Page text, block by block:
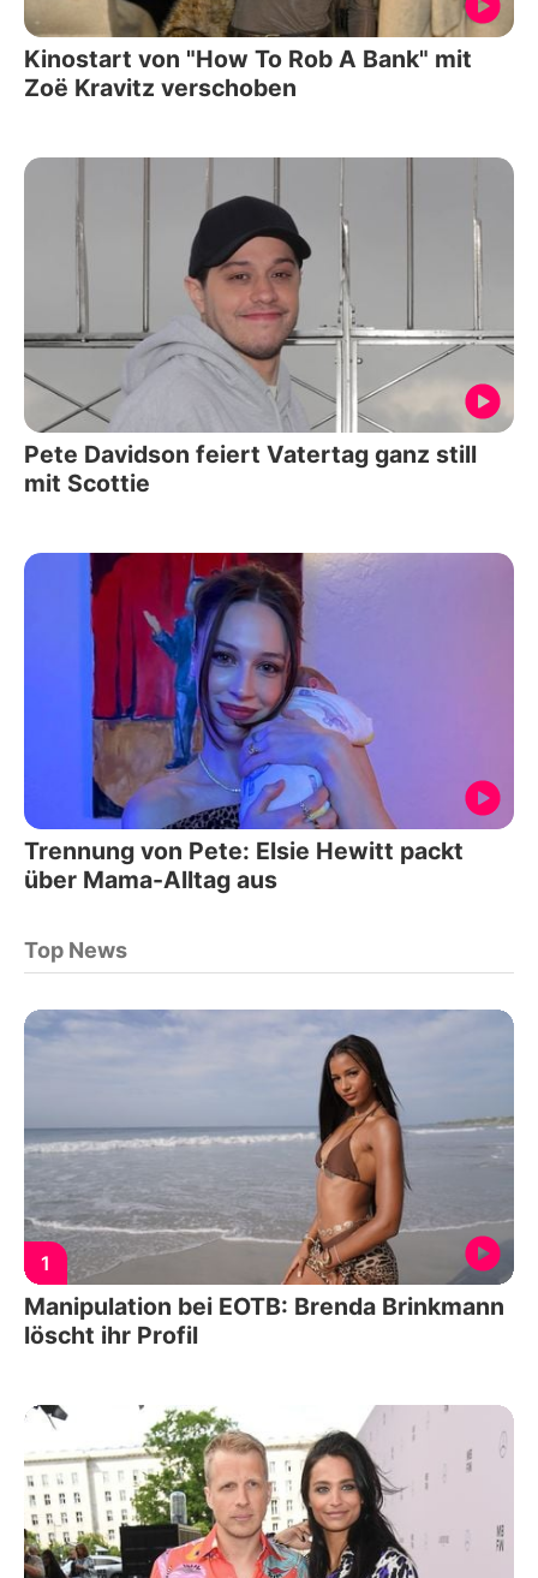
Kinostart von "How To Rob A Bank" mit
Zoë Kravitz verschoben
Pete Davidson feiert Vatertag ganz still
mit Scottie
Trennung von Pete: Elsie Hewitt packt
über Mama-Alltag aus
Top News
1
Manipulation bei EOTB: Brenda Brinkmann
löscht ihr Profil